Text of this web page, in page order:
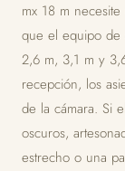
mx 18 m
que el equipo de
2,6 m, 3,1 m y
recepción, los
de la cámara. Si
oscuros,
estrecho o una